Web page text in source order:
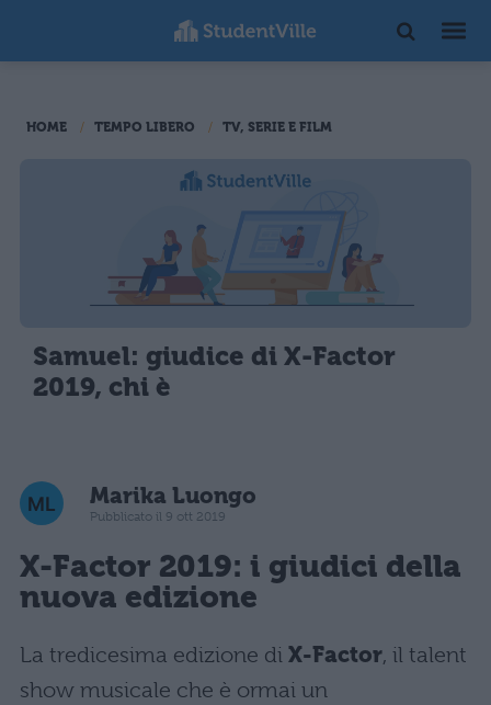
HOME TEMPO LIBERO TV, SERIE E FILM
Samuel: giudice di X-Factor
2019, chi è
Marika Luongo
Pubblicato il 9 ott 2019
X-Factor 2019: i giudici della
nuova edizione
La tredicesima edizione di X-Factor, il talent
show musicale che è ormai un